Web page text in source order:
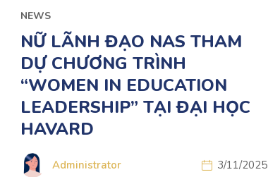
NEWS
NỮ LÃNH ĐẠO NAS THAM
DỰ CHƯƠNG TRÌNH
“WOMEN IN EDUCATION
LEADERSHIP” TẠI ĐẠI HỌC
HAVARD
Administrator 3/11/2025